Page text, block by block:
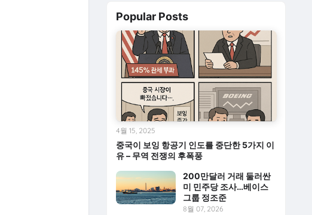
Popular Posts
중국이 보잉 항공기 인도를 중단한 5가지 이
유 – 무역 전쟁의 후폭풍
4월 15, 2025
200만달러 거래 둘러싼
미 민주당 조사…베이스
그룹 정조준
8월 07, 2026